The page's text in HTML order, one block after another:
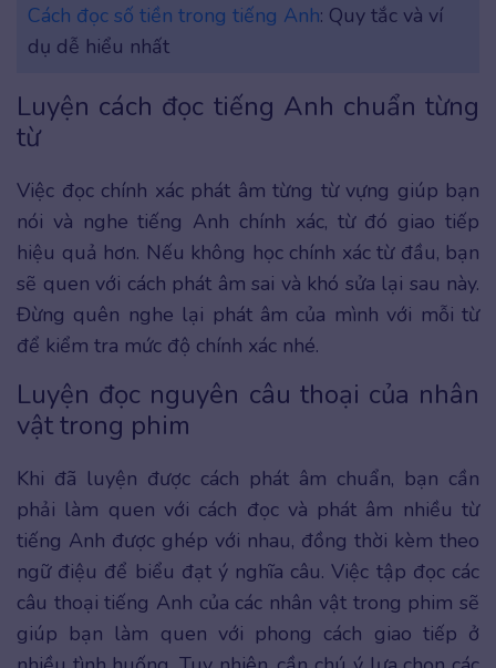
Cách đọc số tiền trong tiếng Anh: Quy tắc và ví
dụ dễ hiểu nhất
Luyện cách đọc tiếng Anh chuẩn từng
từ
Việc đọc chính xác phát âm từng từ vựng giúp bạn
nói và nghe tiếng Anh chính xác, từ đó giao tiếp
hiệu quả hơn. Nếu không học chính xác từ đầu, bạn
sẽ quen với cách phát âm sai và khó sửa lại sau này.
Đừng quên nghe lại phát âm của mình với mỗi từ
để kiểm tra mức độ chính xác nhé.
Luyện đọc nguyên câu thoại của nhân
vật trong phim
Khi đã luyện được cách phát âm chuẩn, bạn cần
phải làm quen với cách đọc và phát âm nhiều từ
tiếng Anh được ghép với nhau, đồng thời kèm theo
ngữ điệu để biểu đạt ý nghĩa câu. Việc tập đọc các
câu thoại tiếng Anh của các nhân vật trong phim sẽ
giúp bạn làm quen với phong cách giao tiếp ở